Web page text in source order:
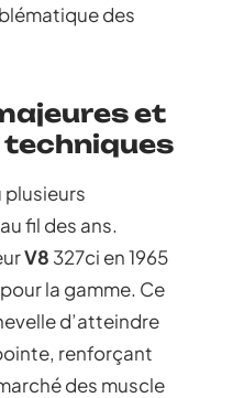
des
et
plusieurs
fil des ans.
V8 327ci en 1965
la gamme. Ce
d’atteindre
renforçant
des muscle